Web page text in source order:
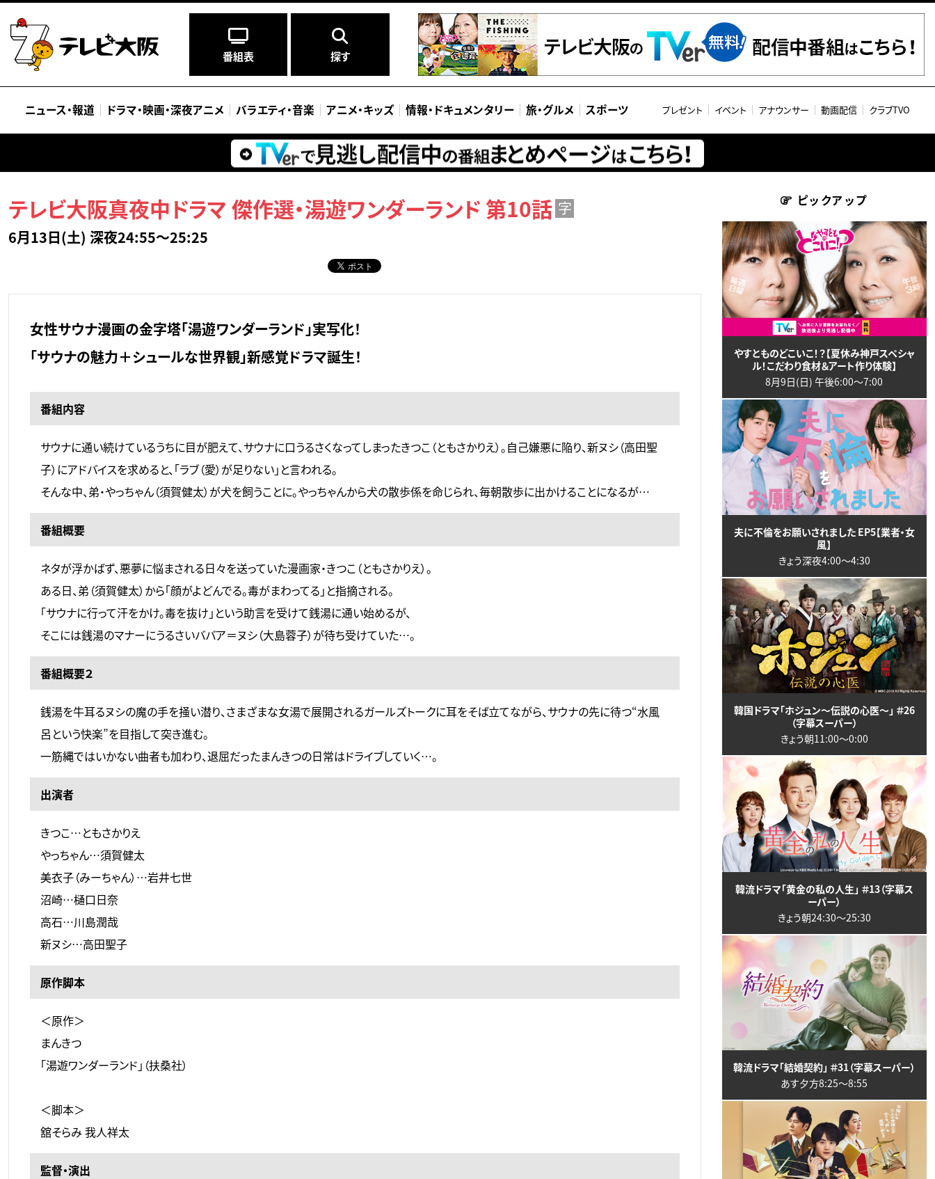
番組表 探す
ニュース・報道 ドラマ・映画・深夜アニメ バラエティ・音楽 アニメ・キッズ 情報・ ドキュメンタリー 旅・グルメ スポーツ プレゼント イベント アナウンサー 動画配信 クラブTVO
テレビ大阪真夜中ドラマ 傑作選・湯遊ワンダーランド 第10話 字
6月13日(土) 深夜24:55～25:25
女性サウナ漫画の金字塔「湯遊ワンダーランド」実写化！
「サウナの魅力＋シュールな世界観」新感覚ドラマ誕生！
番組内容
サウナに通い続けているうちに目が肥えて、サウナに口うるさくなってしまったきつこ（ともさかりえ）。自己嫌悪に陥り、新ヌシ（高田聖
子）にアドバイスを求めると、「ラブ（愛）が足りない」と言われる。
そんな中、弟・やっちゃん（須賀健太）が犬を飼うことに。やっちゃんから犬の散歩係を命じられ、毎朝散歩に出かけることになるが…
番組概要
ネタが浮かばず、悪夢に悩まされる日々を送っていた漫画家・きつこ（ともさかりえ）。
ある日、弟（須賀健太）から「顔がよどんでる。毒がまわってる」と指摘される。
「サウナに行って汗をかけ。毒を抜け」という助言を受けて銭湯に通い始めるが、
そこには銭湯のマナーにうるさいババア＝ヌシ（大島蓉子）が待ち受けていた…。
番組概要２
銭湯を牛耳るヌシの魔の手を掻い潜り、さまざまな女湯で展開されるガールズトークに耳をそば立てながら、サウナの先に待つ“水風
呂という快楽”を目指して突き進む。
一筋縄ではいかない曲者も加わり、退屈だったまんきつの日常はドライブしていく…。
出演者
きつこ…ともさかりえ
やっちゃん…須賀健太
美衣子（みーちゃん）…岩井七世
沼崎…樋口日奈
高石…川島潤哉
新ヌシ…高田聖子
原作脚本
＜原作＞
まんきつ
「湯遊ワンダーランド」（扶桑社）
＜脚本＞
舘そらみ 我人祥太
監督・演出
ピックアップ
やすとものどこいこ！？【夏休み神戸スペシャ
ル！こだわり食材＆アート作り体験】
8月9日(日) 午後6:00〜7:00
夫に不倫をお願いされました EP5【業者・女
風】
きょう深夜4:00〜4:30
韓国ドラマ「ホジュン～伝説の心医～」 ＃26
（字幕スーパー）
きょう朝11:00〜0:00
韓流ドラマ「黄金の私の人生」 ＃13（字幕ス
ーパー）
きょう朝24:30〜25:30
韓流ドラマ「結婚契約」 ＃31（字幕スーパー）
あす夕方8:25〜8:55